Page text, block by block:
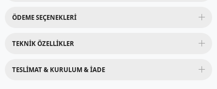
ÖDEME SEÇENEKLERI
TEKNIK ÖZELLIKLER
TESLIMAT & KURULUM & İADE